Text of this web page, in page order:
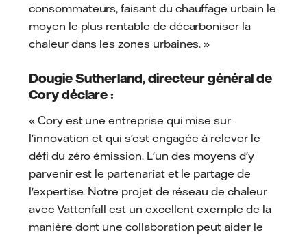
consommateurs, faisant du chauffage urbain le
moyen le plus rentable de décarboniser la
chaleur dans les zones urbaines. »
Dougie Sutherland, directeur général de
Cory déclare :
« Cory est une entreprise qui mise sur
l'innovation et qui s'est engagée à relever le
défi du zéro émission. L'un des moyens d'y
parvenir est le partenariat et le partage de
l'expertise. Notre projet de réseau de chaleur
avec Vattenfall est un excellent exemple de la
manière dont une collaboration peut aider le